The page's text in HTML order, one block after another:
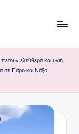
ελεύθερα και υγιή
σε Πάρο και Νάξο